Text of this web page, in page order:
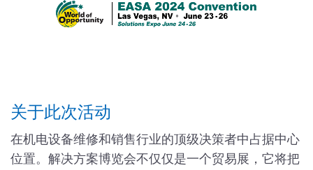
关于此次活动
在机电设备维修和销售行业的顶级决策者中占据中心
位置。解决方案博览会不仅仅是一个贸易展，它将把